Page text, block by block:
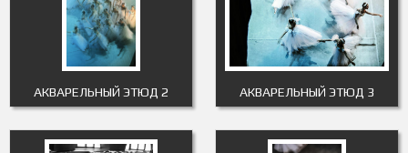
АКВАРЕЛЬНЫЙ ЭТЮД 2 АКВАРЕЛЬНЫЙ ЭТЮД 3